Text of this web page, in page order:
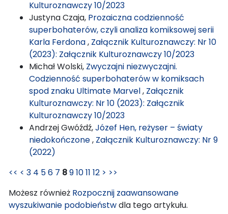
Kulturoznawczy 10/2023
Justyna Czaja, Prozaiczna codzienność
superbohaterów, czyli analiza komiksowej serii
Karla Ferdona, Załącznik Kulturoznawczy: Nr 10
(2023): Załącznik Kulturoznawczy 10/2023
Michał Wolski, Zwyczajni niezwyczajni.
Codzienność superbohaterów w komiksach
spod znaku Ultimate Marvel, Załącznik
Kulturoznawczy: Nr 10 (2023): Załącznik
Kulturoznawczy 10/2023
Andrzej Gwóźdź,Józef Hen, reżyser – światy
niedokończone, Załącznik Kulturoznawczy: Nr 9
(2022)
<< < 3 4 56 7 891011 12 > >>
Możesz również Rozpocznij zaawansowane
wyszukiwanie podobieństwdla tego artykułu.